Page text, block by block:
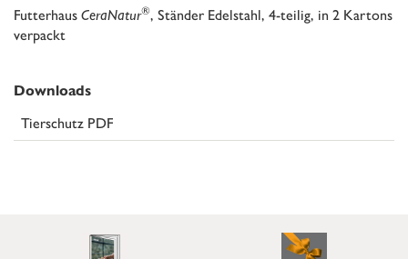
FutterhausCeraNatur®, Ständer Edelstahl, 4-teilig, in 2 Kartons
verpackt
Downloads
Tierschutz PDF